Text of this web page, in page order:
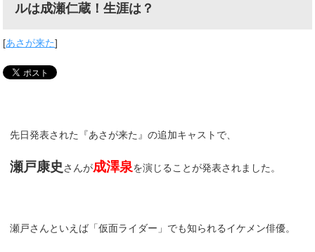
ルは成瀬仁蔵！生涯は？
[あさが来た]
先日発表された『あさが来た』の追加キャストで、
瀬戸康史さんが成澤泉を演じることが発表されました。
瀬戸さんといえば「仮面ライダー」でも知られるイケメン俳優。